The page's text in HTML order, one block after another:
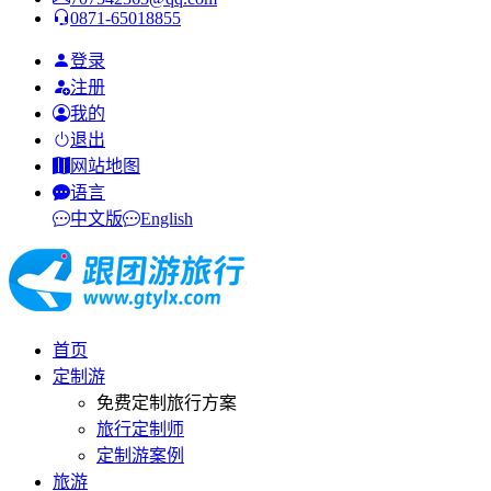
0871-65018855
登录
注册
我的
退出
网站地图
语言
中文版
English
首页
定制游
免费定制旅行方案
旅行定制师
定制游案例
旅游